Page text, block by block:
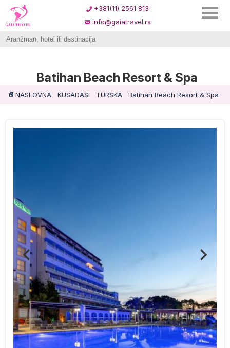
+381(11) 2561 813
info@gaiatravel.rs
Batihan Beach Resort & Spa
NASLOVNA KUSADASI TURSKA Batihan Beach Resort & Spa